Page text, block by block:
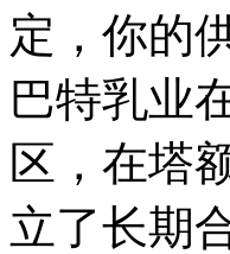
定，你的
巴特乳业
区，在塔
立了长期